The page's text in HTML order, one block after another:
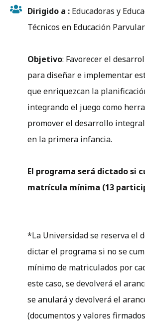
Dirigido a : Educadoras y
Técnicos en Educación
Objetivo: Favorecer el
para diseñar e implementar
que enriquezcan la
integrando el juego como
promover el desarrollo
en la primera infancia.
El programa será dictado si
matrícula mínima (13
*La Universidad se reserva el
dictar el programa si no se
mínimo de matriculados por
este caso, se devolverá el
se anulará y devolverá el
(documentos y valores